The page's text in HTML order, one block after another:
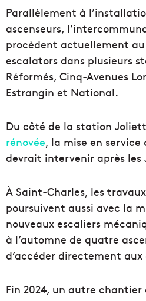
Parallèlement à
ascenseurs,
procèdent actuellement
escalators dans plusieurs
Réformés, Cinq-Avenues
Estrangin et National.
Du côté de la station
rénovée, la mise en
devrait intervenir après les
À Saint-Charles, les
poursuivent aussi avec la
nouveaux escaliers
à l’automne de quatre
d’accéder directement
Fin 2024, un autre